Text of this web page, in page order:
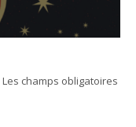
Les champs obligatoires